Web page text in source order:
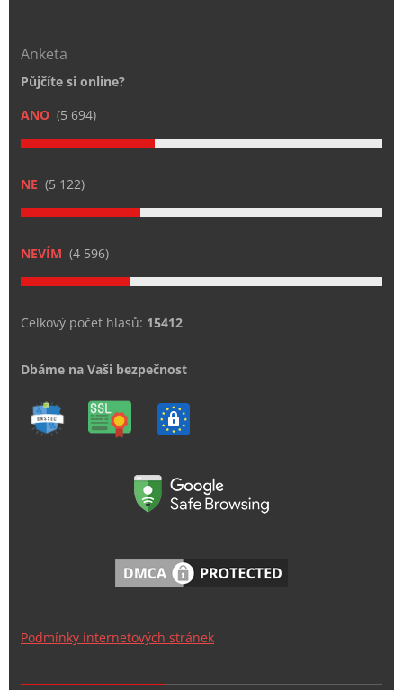
Anketa
Půjčíte si online?
ANO (5 694)
NE (5 122)
NEVÍM (4 596)
Celkový počet hlasů: 15412
Dbáme na Vaši bezpečnost
Podmínky internetových stránek